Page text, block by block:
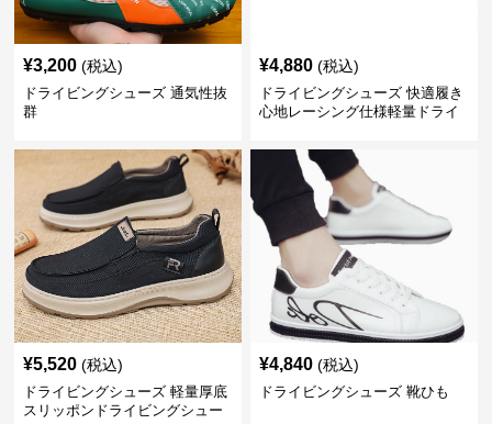
¥3,200 (税込)
ドライビングシューズ 通気性抜
群
¥4,880 (税込)
ドライビングシューズ 快適履き
心地レーシング仕様軽量ドライ
¥5,520 (税込)
ドライビングシューズ 軽量厚底
スリッポンドライビングシュー
¥4,840 (税込)
ドライビングシューズ 靴ひも